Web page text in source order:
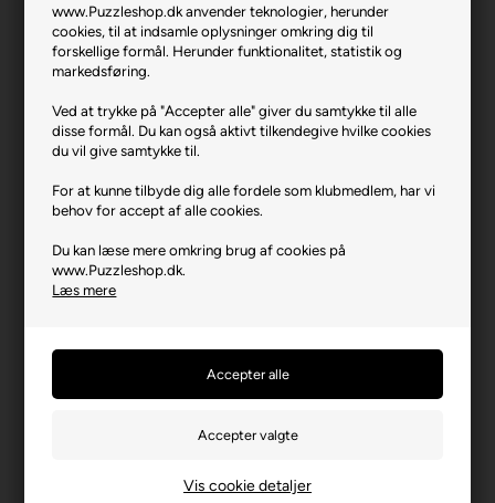
www.Puzzleshop.dk anvender teknologier, herunder
cookies, til at indsamle oplysninger omkring dig til
forskellige formål. Herunder funktionalitet, statistik og
markedsføring.
Ved at trykke på "Accepter alle" giver du samtykke til alle
disse formål. Du kan også aktivt tilkendegive hvilke cookies
du vil give samtykke til.
For at kunne tilbyde dig alle fordele som klubmedlem, har vi
behov for accept af alle cookies.
Du kan læse mere omkring brug af cookies på
www.Puzzleshop.dk.
Læs mere
Vis cookie detaljer
Varenr.: 0221-12951
Producent
Antal brikker
200
Længde i cm (ca.)
Bredde i cm (ca.)
36
Brikstørrelse i cm² (ca.)
Kunstner
Ciro Marchetti
Producentadresse
Producent hjemmeside
ravensburger.org
Advarsler